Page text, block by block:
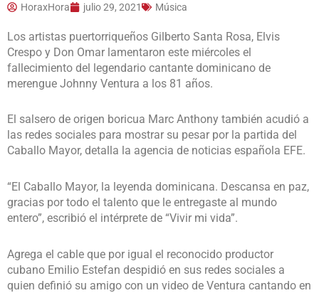
HoraxHora julio 29, 2021 Música
Los artistas puertorriqueños Gilberto Santa Rosa, Elvis
Crespo y Don Omar lamentaron este miércoles el
fallecimiento del legendario cantante dominicano de
merengue Johnny Ventura a los 81 años.
El salsero de origen boricua Marc Anthony también acudió a
las redes sociales para mostrar su pesar por la partida del
Caballo Mayor, detalla la agencia de noticias española EFE.
“El Caballo Mayor, la leyenda dominicana. Descansa en paz,
gracias por todo el talento que le entregaste al mundo
entero”, escribió el intérprete de “Vivir mi vida”.
Agrega el cable que por igual el reconocido productor
cubano Emilio Estefan despidió en sus redes sociales a
quien definió su amigo con un video de Ventura cantando en